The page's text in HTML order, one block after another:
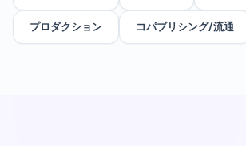
プロダクション コパブリシング/流通